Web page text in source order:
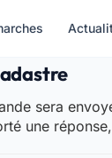
sera
une